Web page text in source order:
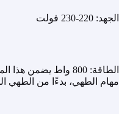
الجهد: 220-230 فولت
الطاقة: 800 واط
مهام الطهي، بدءًا من الطهي